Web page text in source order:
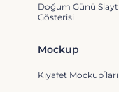
Mockup
Kıyafet Mockup՛ları
Doğum Günü Slayt
Gösterisi